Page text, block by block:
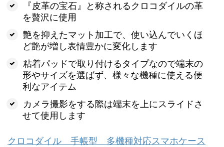
『皮革の宝石』と称されるクロコダイルの革
を贅沢に使用
艶を抑えたマット加工で、使い込んでいくほ
ど艶が増し表情豊かに変化します
粘着パッドで取り付けるタイプなので端末の
形やサイズを選ばず、様々な機種に使える便
利なアイテム
カメラ撮影をする際は端末を上にスライドさ
せて使用します
クロコダイル 手帳型 多機種対応スマホケース